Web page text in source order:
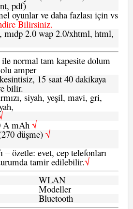
pdf)
oyunlar ve daha fazlası için vs
Bilirsiniz.
mıdp 2.0 wap 2.0/xhtml, html,
normal tam kapesite dolum
amper
15 saat 40 dakikaya
bilir.
siyah, yeşil, mavi, gri,
A mAh√
düşme) √
– özetle: evet, cep telefonları
tamir edilebilir.√
WLAN
Modeller
Bluetooth